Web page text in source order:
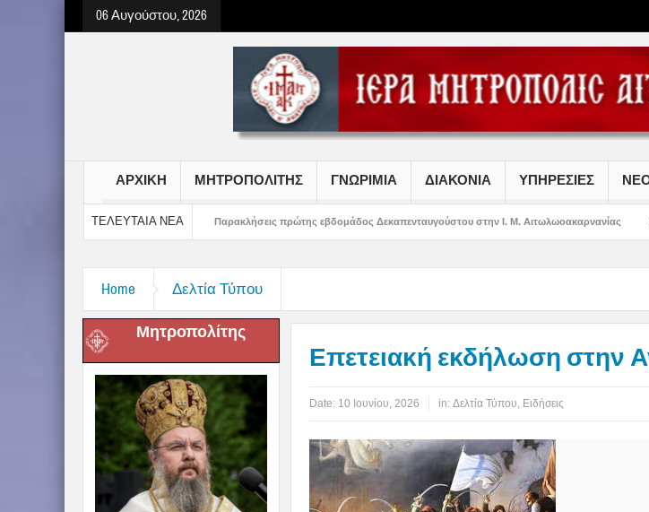
06 Αυγούστου, 2026
ΑΡΧΙΚΗ ΜΗΤΡΟΠΟΛΙΤΗΣ ΓΝΩΡΙΜΙΑ ΔΙΑΚΟΝΙΑ ΥΠΗΡΕΣΙΕΣ
ΤΕΛΕΥΤΑΙΑ ΝΕΑΠαρακλήσεις πρώτης εβδομάδος Δεκαπενταυγούστου στην Ι. Μ. Αιτωλωοακαρνανίας Μήνυμα
Home Δελτία Τύπου
Μητροπολίτης
Επετειακή εκδήλωση στην
Date: 10 Ιουνίου, 2026 in: Δελτία Τύπου, Ειδήσεις